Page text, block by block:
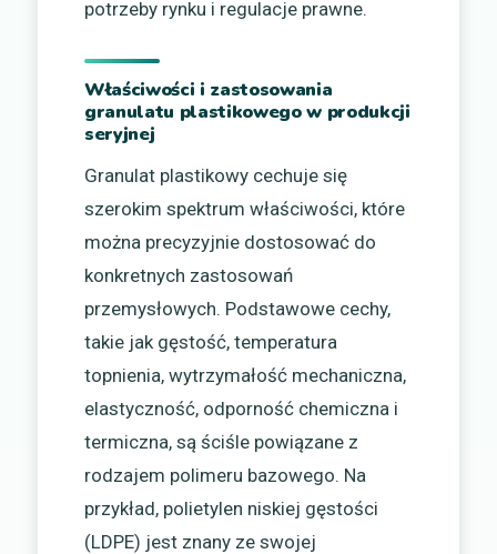
potrzeby rynku i regulacje prawne.
Właściwości i zastosowania
granulatu plastikowego w produkcji
seryjnej
Granulat plastikowy cechuje się
szerokim spektrum właściwości, które
można precyzyjnie dostosować do
konkretnych zastosowań
przemysłowych. Podstawowe cechy,
takie jak gęstość, temperatura
topnienia, wytrzymałość mechaniczna,
elastyczność, odporność chemiczna i
termiczna, są ściśle powiązane z
rodzajem polimeru bazowego. Na
przykład, polietylen niskiej gęstości
(LDPE) jest znany ze swojej